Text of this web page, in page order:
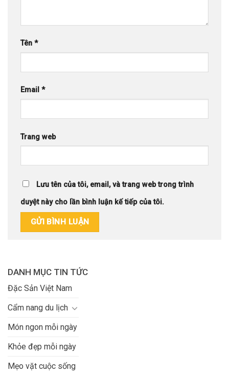
Tên *
Email *
Trang web
Lưu tên của tôi, email, và trang web trong trình
duyệt này cho lần bình luận kế tiếp của tôi.
DANH MỤC TIN TỨC
Đặc Sản Việt Nam
Cẩm nang du lịch
Món ngon mỗi ngày
Khỏe đẹp mỗi ngày
Mẹo vặt cuộc sống